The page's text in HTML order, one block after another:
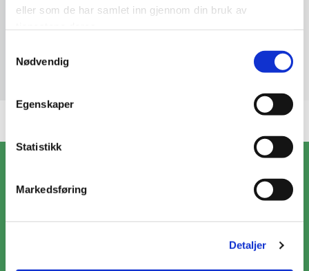
eller som de har samlet inn gjennom din bruk av
Nødvendig
Egenskaper
Statistikk
Markedsføring
Detaljer
Om oss